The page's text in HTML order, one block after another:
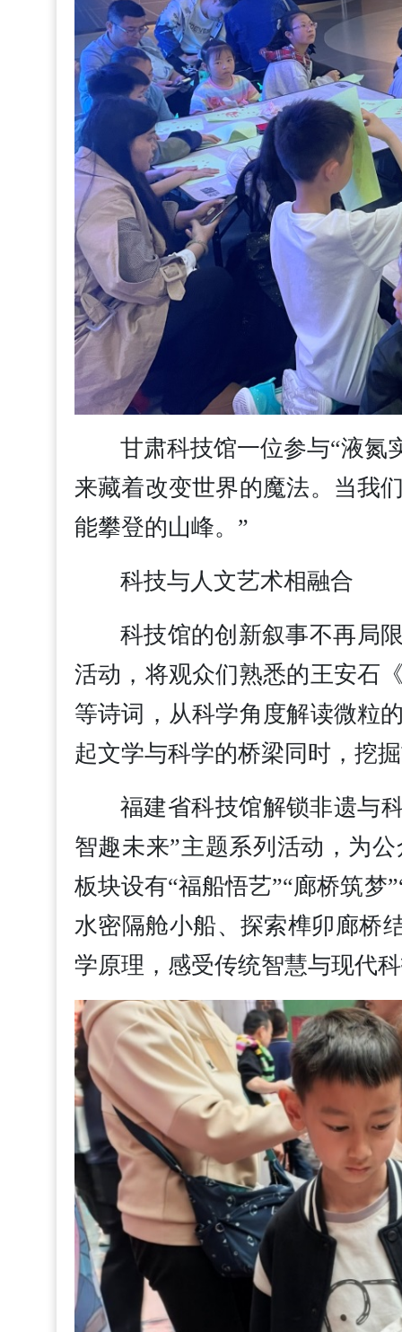
甘肃科技馆一位参与“液氮
来藏着改变世界的魔法。当我
能攀登的山峰。”
科技与人文艺术相融合
科技馆的创新叙事不再局
活动，将观众们熟悉的王安石
等诗词，从科学角度解读微粒
起文学与科学的桥梁同时，挖
福建省科技馆解锁非遗与
智趣未来”主题系列活动，为
板块设有“福船悟艺”“廊桥筑梦
水密隔舱小船、探索榫卯廊桥
学原理，感受传统智慧与现代